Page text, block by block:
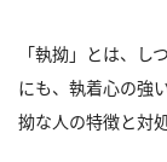
「執拗」とは、し
にも、執着心の強
拗な人の特徴と対